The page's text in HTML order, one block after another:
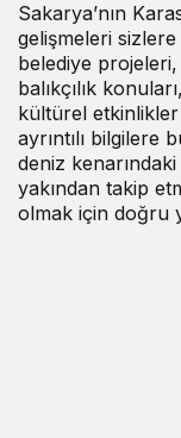
Sakarya’nın
gelişmeleri
belediye projeleri,
balıkçılık
kültürel
ayrıntılı bilgilere
deniz
yakından takip
olmak için doğru